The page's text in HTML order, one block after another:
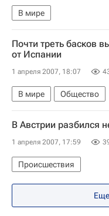
В мире
Почти треть басков
от Испании
1 апреля 2007, 18:07
В мире Общество
В Австрии разбился
1 апреля 2007, 17:59
Происшествия